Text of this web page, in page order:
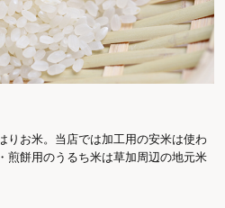
りお米。当店では加工用の安米は使わ
煎餅用のうるち米は草加周辺の地元米